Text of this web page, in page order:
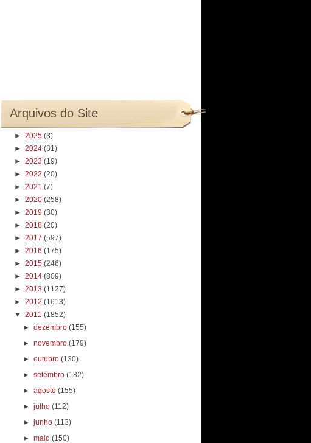
Arquivos do Site
► 2025 (3)
► 2024 (31)
► 2023 (19)
► 2022 (20)
► 2021 (7)
► 2020 (258)
► 2019 (30)
► 2018 (20)
► 2017 (597)
► 2016 (175)
► 2015 (246)
► 2014 (809)
► 2013 (1127)
► 2012 (1613)
▼ 2011 (1852)
►dezembro(155)
►novembro(179)
►outubro(130)
►setembro(182)
►agosto(155)
►julho(112)
►junho(113)
►maio(150)